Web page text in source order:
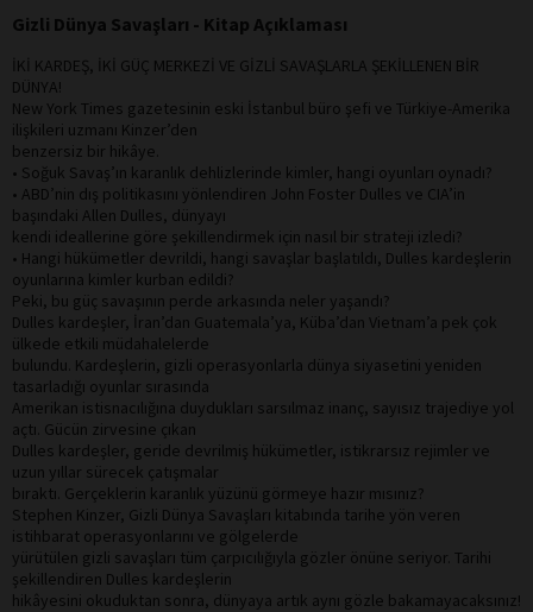
Gizli Dünya Savaşları - Kitap Açıklaması
İKİ KARDEŞ, İKİ GÜÇ MERKEZİ VE GİZLİ SAVAŞLARLA ŞEKİLLENEN BİR
DÜNYA!
New York Times gazetesinin eski İstanbul büro şefi ve Türkiye-Amerika
ilişkileri uzmanı Kinzer’den
benzersiz bir hikâye.
• Soğuk Savaş’ın karanlık dehlizlerinde kimler, hangi oyunları oynadı?
• ABD’nin dış politikasını yönlendiren John Foster Dulles ve CIA’in
başındaki Allen Dulles, dünyayı
kendi ideallerine göre şekillendirmek için nasıl bir strateji izledi?
• Hangi hükümetler devrildi, hangi savaşlar başlatıldı, Dulles kardeşlerin
oyunlarına kimler kurban edildi?
Peki, bu güç savaşının perde arkasında neler yaşandı?
Dulles kardeşler, İran’dan Guatemala’ya, Küba’dan Vietnam’a pek çok
ülkede etkili müdahalelerde
bulundu. Kardeşlerin, gizli operasyonlarla dünya siyasetini yeniden
tasarladığı oyunlar sırasında
Amerikan istisnacılığına duydukları sarsılmaz inanç, sayısız trajediye yol
açtı. Gücün zirvesine çıkan
Dulles kardeşler, geride devrilmiş hükümetler, istikrarsız rejimler ve
uzun yıllar sürecek çatışmalar
bıraktı. Gerçeklerin karanlık yüzünü görmeye hazır mısınız?
Stephen Kinzer, Gizli Dünya Savaşları kitabında tarihe yön veren
istihbarat operasyonlarını ve gölgelerde
yürütülen gizli savaşları tüm çarpıcılığıyla gözler önüne seriyor. Tarihi
şekillendiren Dulles kardeşlerin
hikâyesini okuduktan sonra, dünyaya artık aynı gözle bakamayacaksınız!